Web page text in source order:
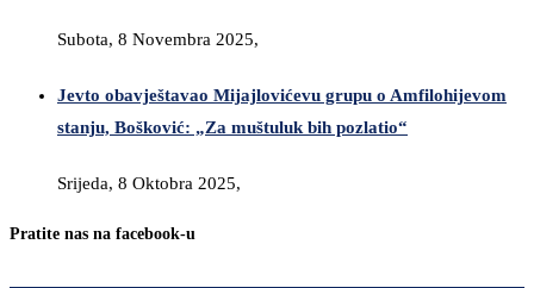
Subota, 8 Novembra 2025,
Jevto obavještavao Mijajlovićevu grupu o Amfilohijevom
stanju, Bošković: „Za muštuluk bih pozlatio“
Srijeda, 8 Oktobra 2025,
Pratite nas na facebook-u